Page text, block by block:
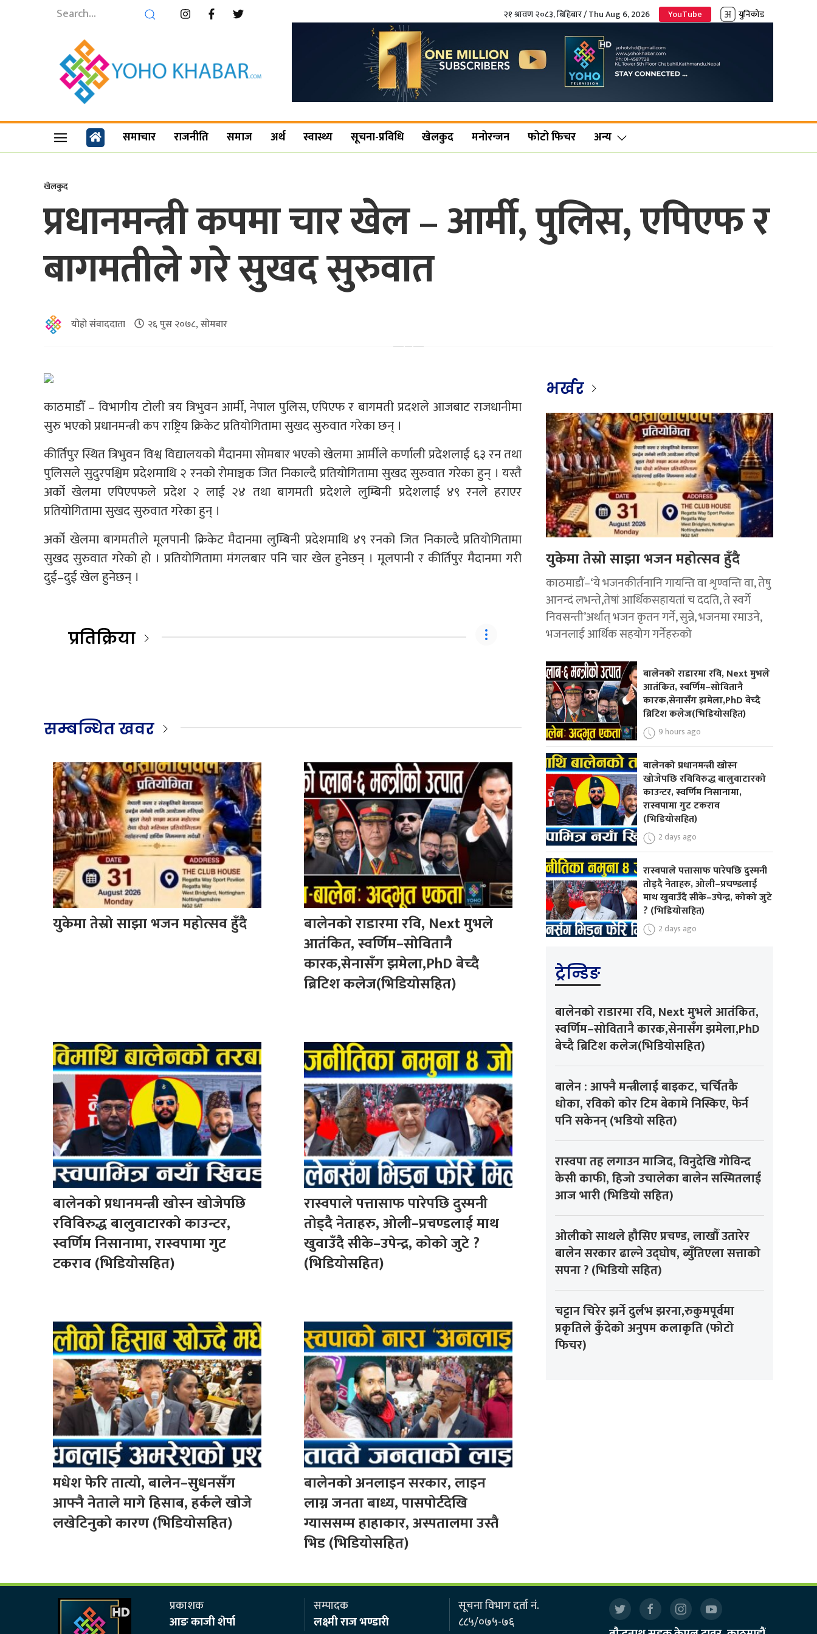
२१ श्रावण २०८३, बिहिबार / Thu Aug 6, 2026 YouTube युनिकोड
समाचार राजनीति समाज अर्थ स्वास्थ्य सूचना-प्रविधि खेलकुद मनोरन्जन फोटो फिचर अन्य
खेलकुद
प्रधानमन्त्री कपमा चार खेल – आर्मी, पुलिस, एपिएफ र
बागमतीले गरे सुखद सुरुवात
योहो संवाददाता २६ पुस २०७८, सोमबार
काठमाडौँ – विभागीय टोली त्रय त्रिभुवन आर्मी, नेपाल पुलिस, एपिएफ र बागमती प्रदशले आजबाट राजधानीमा
सुरु भएको प्रधानमन्त्री कप राष्ट्रिय क्रिकेट प्रतियोगितामा सुखद सुरुवात गरेका छन् ।
कीर्तिपुर स्थित त्रिभुवन विश्व विद्यालयको मैदानमा सोमबार भएको खेलमा आर्मीले कर्णाली प्रदेशलाई ६३ रन तथा
पुलिसले सुदुरपश्चिम प्रदेशमाथि २ रनको रोमाञ्चक जित निकाल्दै प्रतियोगितामा सुखद सुरुवात गरेका हुन् । यस्तै
अर्को खेलमा एपिएपफले प्रदेश २ लाई २४ तथा बागमती प्रदेशले लुम्बिनी प्रदेशलाई ४९ रनले हराएर
प्रतियोगितामा सुखद सुरुवात गरेका हुन् ।
अर्को खेलमा बागमतीले मूलपानी क्रिकेट मैदानमा लुम्बिनी प्रदेशमाथि ४९ रनको जित निकाल्दै प्रतियोगितामा
सुखद सुरुवात गरेको हो । प्रतियोगितामा मंगलबार पनि चार खेल हुनेछन् । मूलपानी र कीर्तिपुर मैदानमा गरी
दुई–दुई खेल हुनेछन् ।
प्रतिक्रिया
सम्बन्धित खवर
युकेमा तेस्रो साझा भजन महोत्सव हुँदै
बालेनको राडारमा रवि, Next मुभले
आतंकित, स्वर्णिम–सोवितानै
कारक,सेनासँग झमेला,PhD बेच्दै
ब्रिटिश कलेज(भिडियोसहित)
बालेनको प्रधानमन्त्री खोस्न खोजेपछि
रविविरुद्ध बालुवाटारको काउन्टर,
स्वर्णिम निसानामा, रास्वपामा गुट
टकराव (भिडियोसहित)
रास्वपाले पत्तासाफ पारेपछि दुस्मनी
तोड्दै नेताहरु, ओली–प्रचण्डलाई माथ
खुवाउँदै सीके–उपेन्द्र, कोको जुटे ?
(भिडियोसहित)
मधेश फेरि तात्यो, बालेन–सुधनसँग
आफ्नै नेताले मागे हिसाब, हर्कले खोजे
लखेटिनुको कारण (भिडियोसहित)
बालेनको अनलाइन सरकार, लाइन
लाग्न जनता बाध्य, पासपोर्टदेखि
ग्याससम्म हाहाकार, अस्पतालमा उस्तै
भिड (भिडियोसहित)
भर्खर
युकेमा तेस्रो साझा भजन महोत्सव हुँदै
काठमाडौं–‘ये भजनकीर्तनानि गायन्ति वा शृण्वन्ति वा, तेषु
आनन्दं लभन्ते,तेषां आर्थिकसहायतां च ददति, ते स्वर्गे
निवसन्ती’अर्थात् भजन कृतन गर्ने, सुन्ने, भजनमा रमाउने,
भजनलाई आर्थिक सहयोग गर्नेहरुको
बालेनको राडारमा रवि, Next मुभले
आतंकित, स्वर्णिम–सोवितानै
कारक,सेनासँग झमेला,PhD बेच्दै
ब्रिटिश कलेज(भिडियोसहित)
9 hours ago
बालेनको प्रधानमन्त्री खोस्न
खोजेपछि रविविरुद्ध बालुवाटारको
काउन्टर, स्वर्णिम निसानामा,
रास्वपामा गुट टकराव
(भिडियोसहित)
2 days ago
रास्वपाले पत्तासाफ पारेपछि दुस्मनी
तोड्दै नेताहरु, ओली–प्रचण्डलाई
माथ खुवाउँदै सीके–उपेन्द्र, कोको जुटे
? (भिडियोसहित)
2 days ago
ट्रेन्डिङ
बालेनको राडारमा रवि, Next मुभले आतंकित,
स्वर्णिम–सोवितानै कारक,सेनासँग झमेला,PhD
बेच्दै ब्रिटिश कलेज(भिडियोसहित)
बालेन : आफ्नै मन्त्रीलाई बाइकट, चर्चितकै
धोका, रविको कोर टिम बेकामे निस्किए, फेर्न
पनि सकेनन् (भडियो सहित)
रास्वपा तह लगाउन माजिद, विनुदेखि गोविन्द
केसी काफी, हिजो उचालेका बालेन सस्मितलाई
आज भारी (भिडियो सहित)
ओलीको साथले हौसिए प्रचण्ड, लाखौँ उतारेर
बालेन सरकार ढाल्ने उद्घोष, ब्युँतिएला सत्ताको
सपना ? (भिडियो सहित)
चट्टान चिरेर झर्ने दुर्लभ झरना,रुकुमपूर्वमा
प्रकृतिले कुँदेको अनुपम कलाकृति (फोटो
फिचर)
प्रकाशक
आङ काजी शेर्पा
सम्पादक
लक्ष्मी राज भण्डारी
सूचना विभाग दर्ता नं.
८८५/०७५-७६